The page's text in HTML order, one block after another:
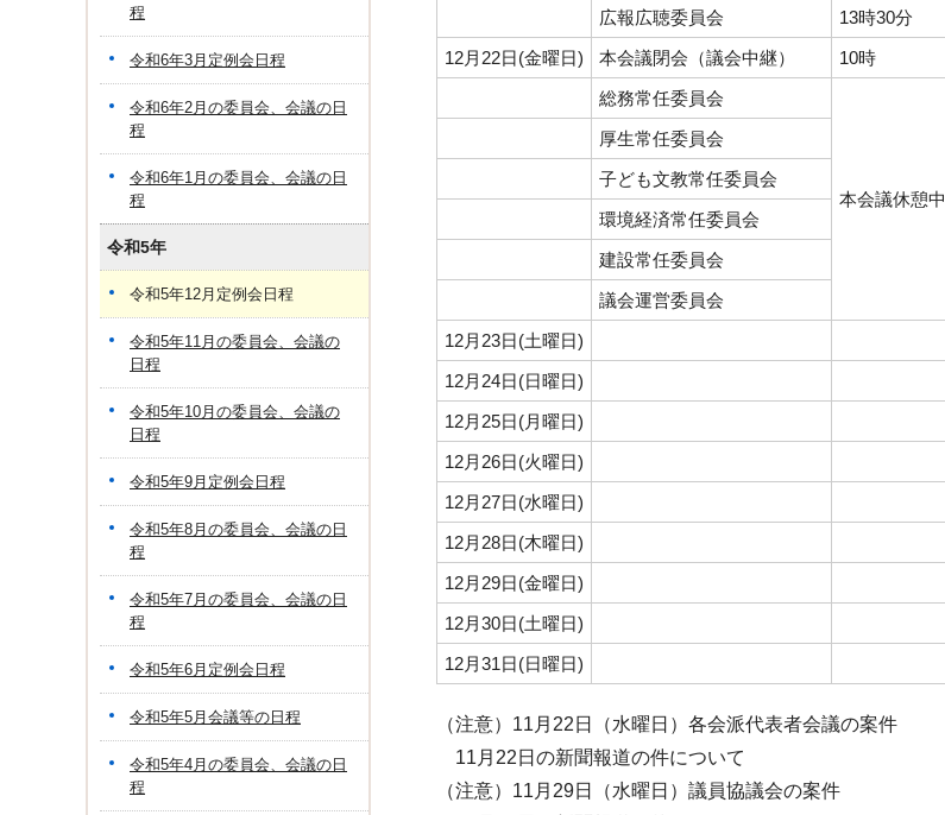
広報広聴委員会
13時30分
12月22日(金曜日)
本会議閉会（議会中継） 10時
総務常任委員会
本会議休憩中
厚生常任委員会
子ども文教常任委員会
環境経済常任委員会
建設常任委員会
議会運営委員会
12月23日(土曜日)
12月24日(日曜日)
12月25日(月曜日)
12月26日(火曜日)
12月27日(水曜日)
12月28日(木曜日)
12月29日(金曜日)
12月30日(土曜日)
12月31日(日曜日)
（注意）11月22日（水曜日）各会派代表者会議の案件
11月22日の新聞報道の件について
（注意）11月29日（水曜日）議員協議会の案件
程
令和6年3月定例会日程
令和6年2月の委員会、会議の日
程
令和6年1月の委員会、会議の日
程
令和5年
令和5年12月定例会日程
令和5年11月の委員会、会議の
日程
令和5年10月の委員会、会議の
日程
令和5年9月定例会日程
令和5年8月の委員会、会議の日
程
令和5年7月の委員会、会議の日
程
令和5年6月定例会日程
令和5年5月会議等の日程
令和5年4月の委員会、会議の日
程